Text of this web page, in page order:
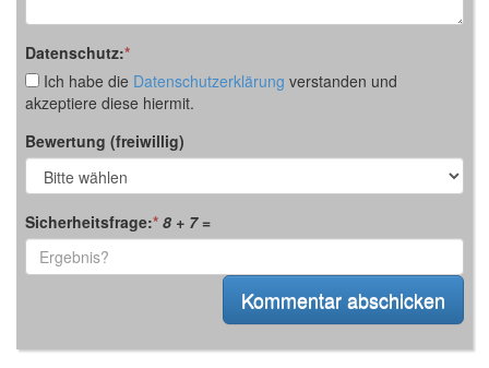
Datenschutz:*
Ich habe die Datenschutzerklärung verstanden und
akzeptiere diese hiermit.
Bewertung (freiwillig)
Sicherheitsfrage:* 8 + 7=